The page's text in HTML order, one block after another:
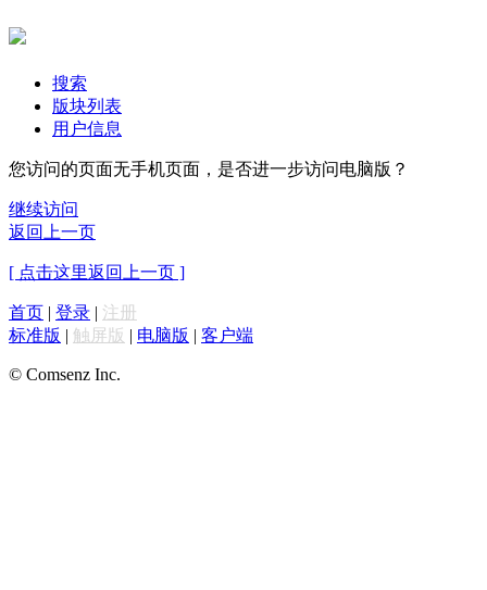
搜索
版块列表
用户信息
您访问的页面无手机页面，是否进一步访问电脑版？
继续访问
返回上一页
[ 点击这里返回上一页 ]
首页 | 登录 | 注册
标准版 | 触屏版 | 电脑版 | 客户端
© Comsenz Inc.